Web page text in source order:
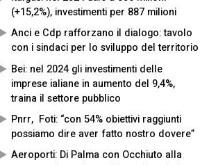
(+15,2%), investimenti per 887 milioni
Anci e Cdp rafforzano il dialogo: tavolo
con i sindaci per lo sviluppo del territorio
Bei: nel 2024 gli investimenti delle
imprese ialiane in aumento del 9,4%,
traina il settore pubblico
Pnrr, Foti: “con 54% obiettivi raggiunti
possiamo dire aver fatto nostro dovere”
Aeroporti: Di Palma con Occhiuto alla